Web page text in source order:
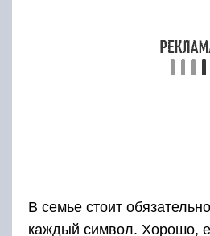
В семье стоит
каждый символ. Хорошо,